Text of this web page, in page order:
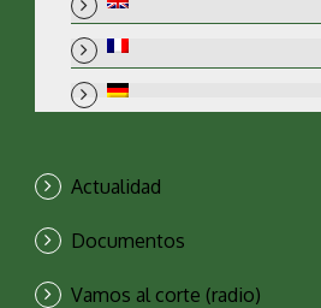
Actualidad
Documentos
Vamos al corte (radio)